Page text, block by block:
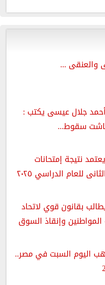
والعنقى ...
جلال عيسى يكتب :
عاشت سقوط...
نتيجة إمتحانات
الإعدادية بالدور الثانى للعام الدراسي ٢٠٢٥
بقانون قوي لاتحاد
وإنقاذ السوق
اليوم السبت في مصر..